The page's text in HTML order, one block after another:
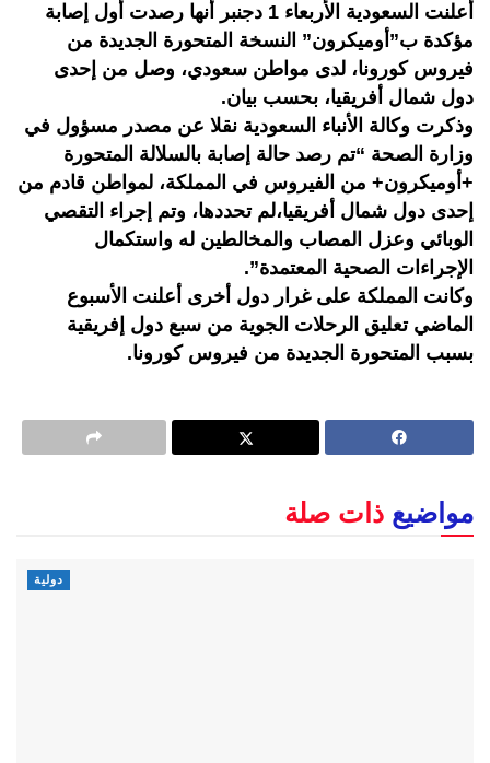
أعلنت السعودية الأربعاء 1 دجنبر أنها رصدت أول إصابة
مؤكدة ب”أوميكرون” النسخة المتحورة الجديدة من
فيروس كورونا، لدى مواطن سعودي، وصل من إحدى
دول شمال أفريقيا، بحسب بيان.
وذكرت وكالة الأنباء السعودية نقلا عن مصدر مسؤول في
وزارة الصحة “تم رصد حالة إصابة بالسلالة المتحورة
+أوميكرون+ من الفيروس في المملكة، لمواطن قادم من
إحدى دول شمال أفريقيا،لم تحددها، وتم إجراء التقصي
الوبائي وعزل المصاب والمخالطين له واستكمال
الإجراءات الصحية المعتمدة”.
وكانت المملكة على غرار دول أخرى أعلنت الأسبوع
الماضي تعليق الرحلات الجوية من سبع دول إفريقية
بسبب المتحورة الجديدة من فيروس كورونا.
مواضيع ذات صلة
دولية